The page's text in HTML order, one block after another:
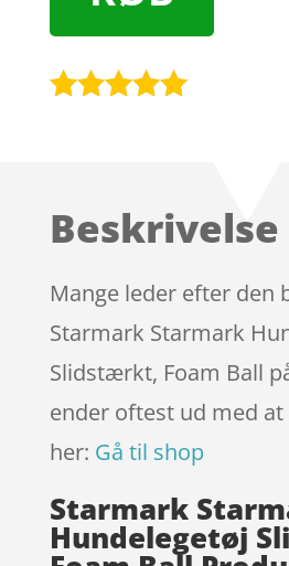
kundebedøm
Beskrivelse
Mange leder efter den
Starmark Starmark
Slidstærkt, Foam Ball
ender oftest ud med
her: Gå til shop
Starmark
Hundelegetøj